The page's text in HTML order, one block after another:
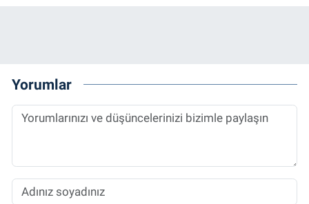
Yorumlar